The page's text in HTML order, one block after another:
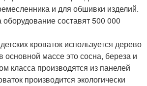
и для обшивки изделий.
составят 500 000
кроваток используется дерево
основной массе это сосна, береза и
класса производятся из панелей
производится экологически